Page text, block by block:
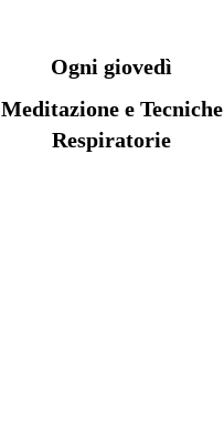
Ogni giovedì
Meditazione e Tecniche
Respiratorie